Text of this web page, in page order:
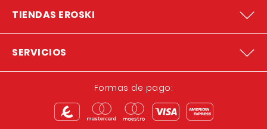
TIENDAS EROSKI
SERVICIOS
Formas de pago: